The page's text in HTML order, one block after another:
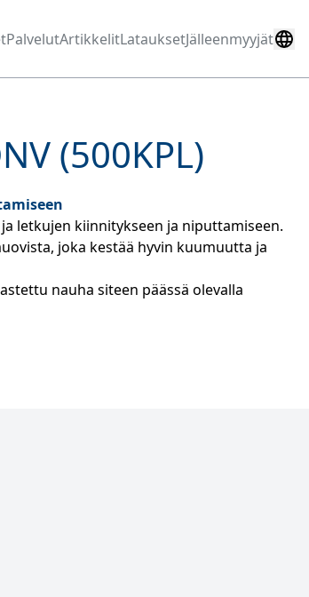
PalvelutArtikkelitLatauksetJälleenmyyjät
(500KPL)
letkujen kiinnitykseen ja niputtamiseen.
joka kestää hyvin kuumuutta ja
nauha siteen päässä olevalla